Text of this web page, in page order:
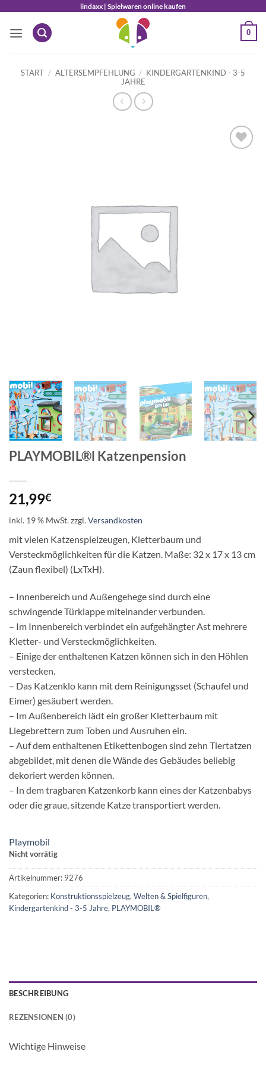
springen
lindaxx | Spielwaren online kaufen
0
START / ALTERSEMPFEHLUNG / KINDERGARTENKIND - 3-5
JAHRE
PLAYMOBIL®l Katzenpension
21,99€
inkl. 19 % MwSt.zzgl.Versandkosten
mit vielen Katzenspielzeugen, Kletterbaum und
Versteckmöglichkeiten für die Katzen. Maße: 32 x 17 x 13 cm
(Zaun flexibel) (LxTxH).
– Innenbereich und Außengehege sind durch eine
schwingende Türklappe miteinander verbunden.
– Im Innenbereich verbindet ein aufgehängter Ast mehrere
Kletter- und Versteckmöglichkeiten.
– Einige der enthaltenen Katzen können sich in den Höhlen
verstecken.
– Das Katzenklo kann mit dem Reinigungsset (Schaufel und
Eimer) gesäubert werden.
– Im Außenbereich lädt ein großer Kletterbaum mit
Liegebrettern zum Toben und Ausruhen ein.
– Auf dem enthaltenen Etikettenbogen sind zehn Tiertatzen
abgebildet, mit denen die Wände des Gebäudes beliebig
dekoriert werden können.
– In dem tragbaren Katzenkorb kann eines der Katzenbabys
oder die graue, sitzende Katze transportiert werden.
Playmobil
Nicht vorrätig
Artikelnummer: 9276
Kategorien: Konstruktionsspielzeug, Welten & Spielfiguren,
Kindergartenkind - 3-5 Jahre, PLAYMOBIL®
BESCHREIBUNG
REZENSIONEN (0)
Wichtige Hinweise